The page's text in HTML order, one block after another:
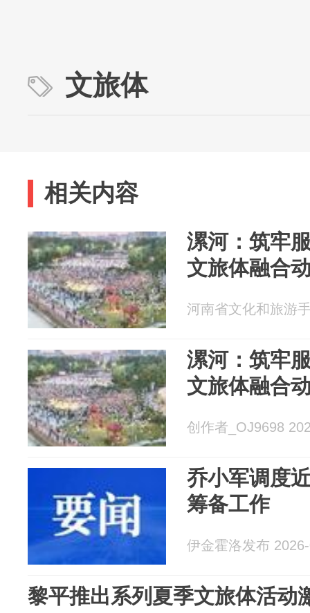
文旅体
相关内容
漯河：筑牢
文旅体融合
河南省文化和旅游
漯河：筑牢
文旅体融合
创作者_OJ9698
乔小军调度
筹备工作
伊金霍洛发布
黎平推出系列夏季文旅体活动